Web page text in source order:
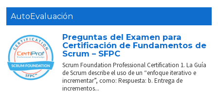
AutoEvaluación
Preguntas del Examen para
Certificación de Fundamentos de
Scrum – SFPC
Scrum Foundation Professional Certification 1. La Guía
de Scrum describe el uso de un “enfoque iterativo e
incrementar”, como: Respuesta: b. Entrega de
incrementos...